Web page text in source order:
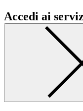
Accedi ai